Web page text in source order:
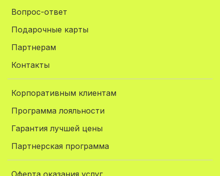
Вопрос-ответ
Подарочные карты
Партнерам
Контакты
Корпоративным клиентам
Программа лояльности
Гарантия лучшей цены
Партнерская программа